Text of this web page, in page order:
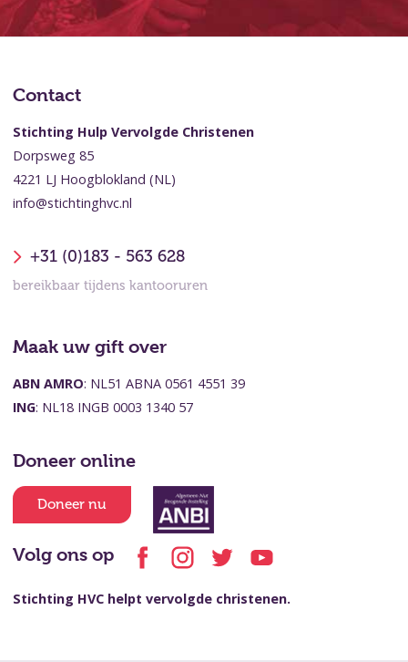
Contact
Stichting Hulp Vervolgde Christenen
Dorpsweg 85
4221 LJ Hoogblokland (NL)
info@stichtinghvc.nl
+31 (0)183 - 563 628
bereikbaar tijdens kantooruren
Maak uw gift over
ABN AMRO: NL51 ABNA 0561 4551 39
ING: NL18 INGB 0003 1340 57
Doneer online
Doneer nu
Volg ons op
Stichting HVC helpt vervolgde christenen.